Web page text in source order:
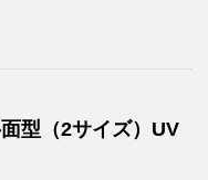
型（2サイズ）UV